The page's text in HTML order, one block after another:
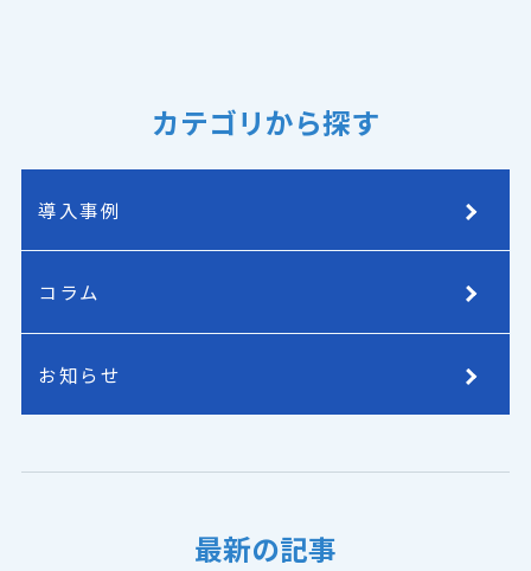
カテゴリから探す
導入事例
コラム
お知らせ
最新の記事